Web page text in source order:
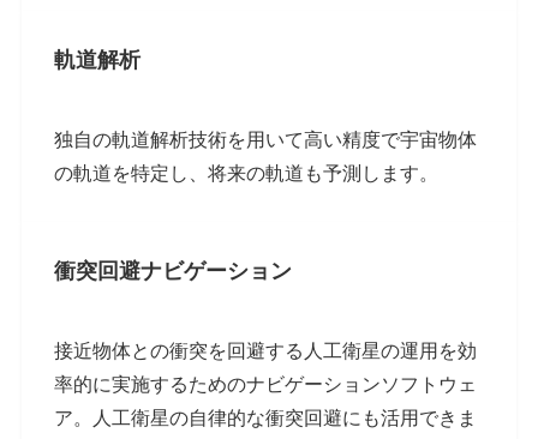
軌道解析
独自の軌道解析技術を用いて高い精度で宇宙物体
の軌道を特定し、将来の軌道も予測します。
衝突回避ナビゲーション
接近物体との衝突を回避する人工衛星の運用を効
率的に実施するためのナビゲーションソフトウェ
ア。人工衛星の自律的な衝突回避にも活用できま